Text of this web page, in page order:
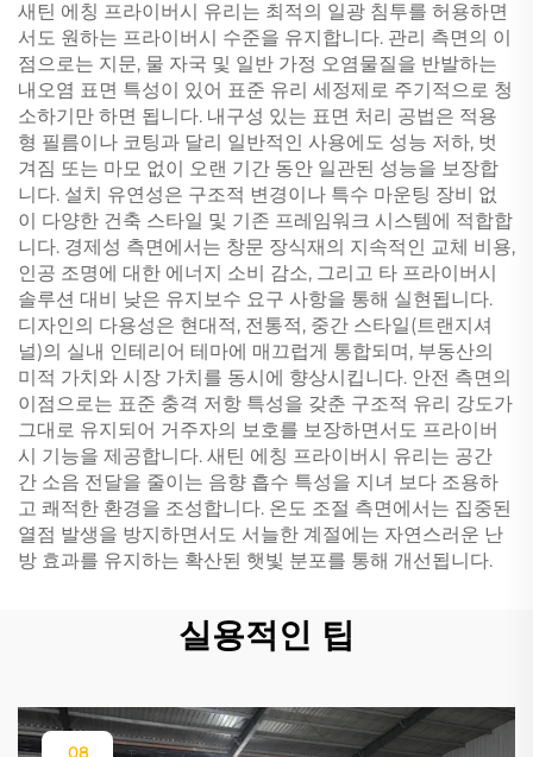
새틴 에칭 프라이버시 유리는 최적의 일광 침투를 허용하면
서도 원하는 프라이버시 수준을 유지합니다. 관리 측면의 이
점으로는 지문, 물 자국 및 일반 가정 오염물질을 반발하는
내오염 표면 특성이 있어 표준 유리 세정제로 주기적으로 청
소하기만 하면 됩니다. 내구성 있는 표면 처리 공법은 적용
형 필름이나 코팅과 달리 일반적인 사용에도 성능 저하, 벗
겨짐 또는 마모 없이 오랜 기간 동안 일관된 성능을 보장합
니다. 설치 유연성은 구조적 변경이나 특수 마운팅 장비 없
이 다양한 건축 스타일 및 기존 프레임워크 시스템에 적합합
니다. 경제성 측면에서는 창문 장식재의 지속적인 교체 비용,
인공 조명에 대한 에너지 소비 감소, 그리고 타 프라이버시
솔루션 대비 낮은 유지보수 요구 사항을 통해 실현됩니다.
디자인의 다용성은 현대적, 전통적, 중간 스타일(트랜지셔
널)의 실내 인테리어 테마에 매끄럽게 통합되며, 부동산의
미적 가치와 시장 가치를 동시에 향상시킵니다. 안전 측면의
이점으로는 표준 충격 저항 특성을 갖춘 구조적 유리 강도가
그대로 유지되어 거주자의 보호를 보장하면서도 프라이버
시 기능을 제공합니다. 새틴 에칭 프라이버시 유리는 공간
간 소음 전달을 줄이는 음향 흡수 특성을 지녀 보다 조용하
고 쾌적한 환경을 조성합니다. 온도 조절 측면에서는 집중된
열점 발생을 방지하면서도 서늘한 계절에는 자연스러운 난
방 효과를 유지하는 확산된 햇빛 분포를 통해 개선됩니다.
실용적인 팁
08